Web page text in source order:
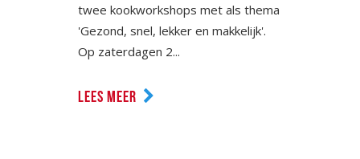
twee kookworkshops met als thema
'Gezond, snel, lekker en makkelijk'.
Op zaterdagen 2...
LEES MEER